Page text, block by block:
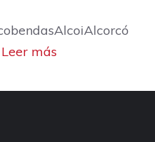
Leer más